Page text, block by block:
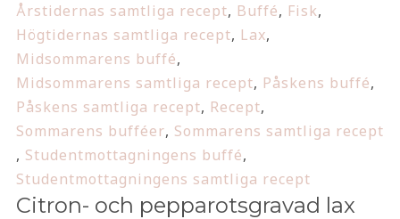
Årstidernas samtliga recept, Buffé, Fisk,
Högtidernas samtliga recept, Lax,
Midsommarens buffé,
Midsommarens samtliga recept, Påskens buffé,
Påskens samtliga recept, Recept,
Sommarens bufféer, Sommarens samtliga recept
, Studentmottagningens buffé,
Studentmottagningens samtliga recept
Citron- och pepparotsgravad lax